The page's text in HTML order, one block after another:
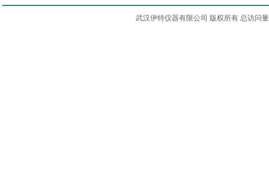
武汉伊特仪器有限公司 版权所有 总访问